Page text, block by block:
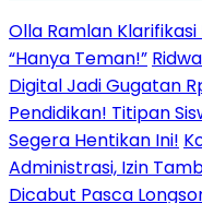
Olla Ramlan
“Hanya Teman!”
Digital Jadi Gugatan
Pendidikan! Titipan
Segera Hentikan Ini!
Administrasi, Izin
Dicabut Pasca